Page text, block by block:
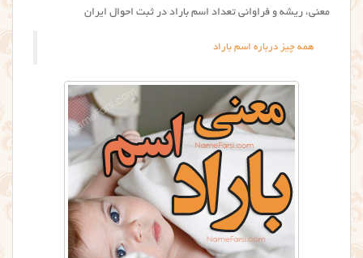
معنی، ریشه و فراوانی تعداد اسم باراد در ثبت احوال ایران
همه چیز درباره اسم باراد